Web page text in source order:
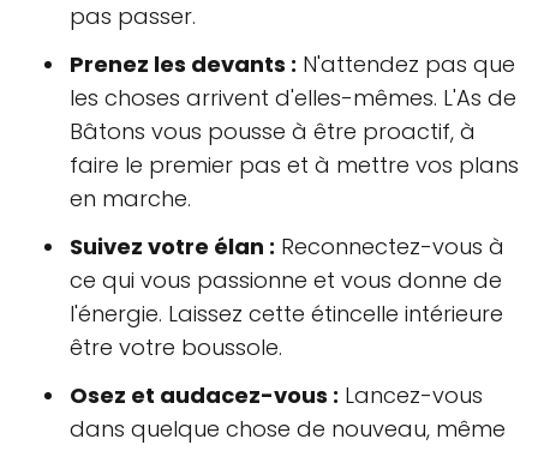
pas passer.
Prenez les devants : N'attendez pas que
les choses arrivent d'elles-mêmes. L'As de
Bâtons vous pousse à être proactif, à
faire le premier pas et à mettre vos plans
en marche.
Suivez votre élan : Reconnectez-vous à
ce qui vous passionne et vous donne de
l'énergie. Laissez cette étincelle intérieure
être votre boussole.
Osez et audacez-vous : Lancez-vous
dans quelque chose de nouveau, même